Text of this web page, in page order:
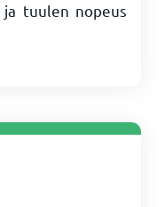
tuulen nopeus